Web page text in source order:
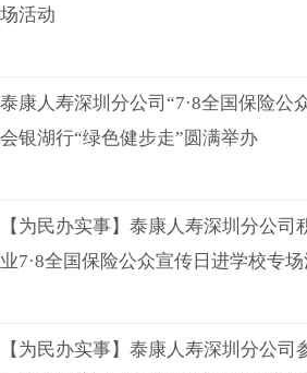
场活动
泰康人寿深圳分公司“7·8全国保险公
会银湖行“绿色健步走”圆满举办
【为民办实事】泰康人寿深圳分公司
业7·8全国保险公众宣传日进学校专
【为民办实事】泰康人寿深圳分公司